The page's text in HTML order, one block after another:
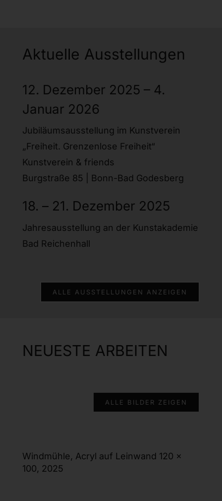
Aktuelle Ausstellungen
12. Dezember 2025 – 4.
Januar 2026
Jubiläumsausstellung im Kunstverein
„Freiheit. Grenzenlose Freiheit“
Kunstverein & friends
Burgstraße 85 | Bonn-Bad Godesberg
18. – 21. Dezember 2025
Jahresausstellung an der Kunstakademie
Bad Reichenhall
ALLE AUSSTELLUNGEN ANZEIGEN
NEUESTE ARBEITEN
ALLE BILDER ZEIGEN
Windmühle, Acryl auf Leinwand 120 x
100, 2025